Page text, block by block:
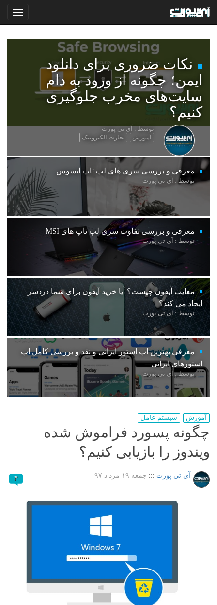
نکات ضروری برای دانلود
ایمن؛ چگونه از ورود به دام
سایت‌های مخرب جلوگیری
کنیم؟
توسط : آی تی پورت
آموزش
تجارت الکترونیک
معرفی و بررسی سری های لپ تاپ ایسوس
توسط : آی تی پورت
معرفی و بررسی تفاوت سری لپ تاپ های MSI
توسط : آی تی پورت
معایب آیفون چیست؟ آیا خرید آیفون برای شما دردسر
ایجاد می کند؟
توسط : آی تی پورت
معرفی بهترین اپ استور ایرانی و نقد و بررسی کامل اپ
استورهای ایرانی
توسط : آی تی پورت
آموزش سیستم عامل
چگونه پسورد فراموش شده
ویندوز را بازیابی کنیم؟
آی تی پورت ::: جمعه ۱۹ مرداد ۹۷ ۳